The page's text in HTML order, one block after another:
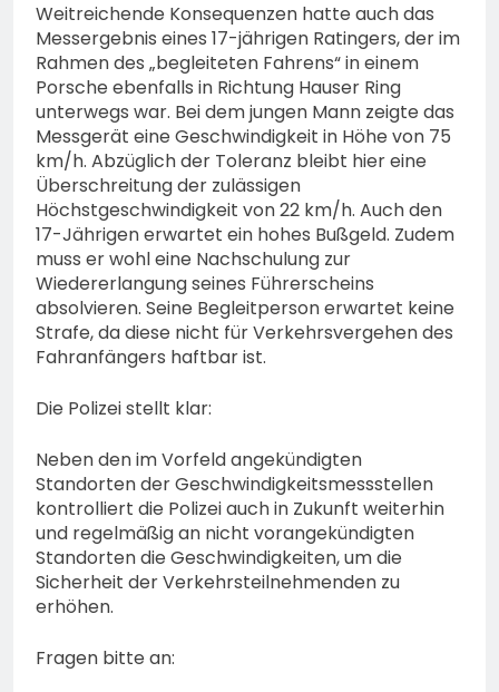
Weitreichende Konsequenzen hatte auch das
Messergebnis eines 17-jährigen Ratingers, der im
Rahmen des „begleiteten Fahrens“ in einem
Porsche ebenfalls in Richtung Hauser Ring
unterwegs war. Bei dem jungen Mann zeigte das
Messgerät eine Geschwindigkeit in Höhe von 75
km/h. Abzüglich der Toleranz bleibt hier eine
Überschreitung der zulässigen
Höchstgeschwindigkeit von 22 km/h. Auch den
17-Jährigen erwartet ein hohes Bußgeld. Zudem
muss er wohl eine Nachschulung zur
Wiedererlangung seines Führerscheins
absolvieren. Seine Begleitperson erwartet keine
Strafe, da diese nicht für Verkehrsvergehen des
Fahranfängers haftbar ist.
Die Polizei stellt klar:
Neben den im Vorfeld angekündigten
Standorten der Geschwindigkeitsmessstellen
kontrolliert die Polizei auch in Zukunft weiterhin
und regelmäßig an nicht vorangekündigten
Standorten die Geschwindigkeiten, um die
Sicherheit der Verkehrsteilnehmenden zu
erhöhen.
Fragen bitte an: